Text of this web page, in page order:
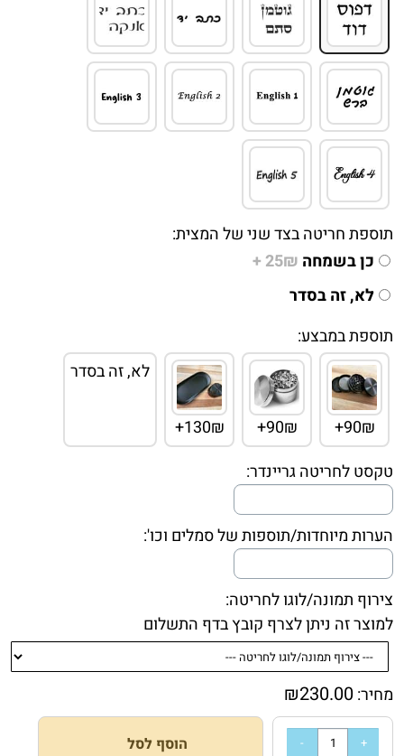
תוספת חריטה בצד שני של המצית:
כן בשמחה 25₪ +
לא, זה בסדר
תוספת במבצע:
90₪+
90₪+
130₪+
לא, זה בסדר
טקסט לחריטה גריינדר:
הערות מיוחדות/תוספות של סמלים וכו':
צירוף תמונה/לוגו לחריטה:
למוצר זה ניתן לצרף קובץ בדף התשלום
מחיר: ₪230.00
הוסף לסל